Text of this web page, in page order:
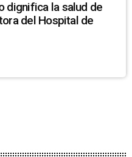
dignifica la salud de
del Hospital de